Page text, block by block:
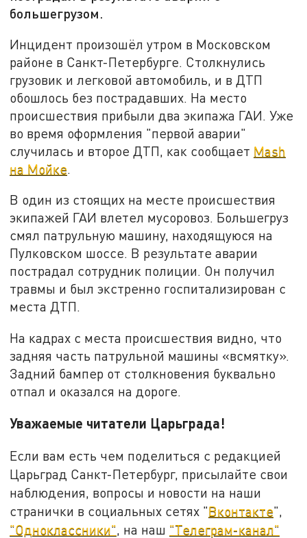
большегрузом.
Инцидент произошёл утром в Московском
районе в Санкт-Петербурге. Столкнулись
грузовик и легковой автомобиль, и в ДТП
обошлось без пострадавших. На место
происшествия прибыли два экипажа ГАИ. Уже
во время оформления "первой аварии"
случилась и второе ДТП, как сообщает Mash
на Мойке.
В один из стоящих на месте происшествия
экипажей ГАИ влетел мусоровоз. Большегруз
смял патрульную машину, находящуюся на
Пулковском шоссе. В результате аварии
пострадал сотрудник полиции. Он получил
травмы и был экстренно госпитализирован с
места ДТП.
На кадрах с места происшествия видно, что
задняя часть патрульной машины «всмятку».
Задний бампер от столкновения буквально
отпал и оказался на дороге.
Уважаемые читатели Царьграда!
Если вам есть чем поделиться с редакцией
Царьград Санкт-Петербург, присылайте свои
наблюдения, вопросы и новости на наши
странички в социальных сетях "Вконтакте",
"Одноклассники" , на наш "Телеграм-канал"